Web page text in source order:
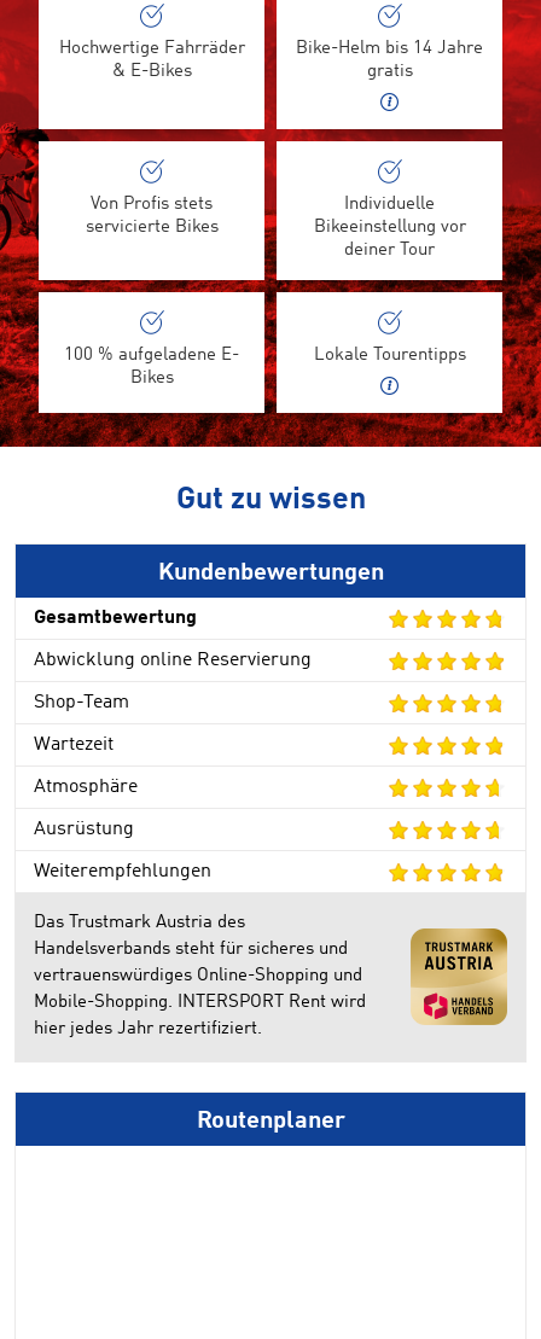
Hochwertige Fahrräder
& E-Bikes
Bike-Helm bis 14 Jahre
gratis
Von Profis stets
servicierte Bikes
Individuelle
Bikeeinstellung vor
deiner Tour
100 % aufgeladene E-
Bikes
Lokale Tourentipps
Gut zu wissen
Kundenbewertungen
Gesamtbewertung
Abwicklung online Reservierung
Shop-Team
Wartezeit
Atmosphäre
Ausrüstung
Weiterempfehlungen
Das Trustmark Austria des
Handelsverbands steht für sicheres und
vertrauenswürdiges Online-Shopping und
Mobile-Shopping. INTERSPORT Rent wird
hier jedes Jahr rezertifiziert.
Routenplaner